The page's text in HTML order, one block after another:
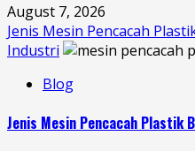
August 7, 2026
Jenis Mesin Pencacah
Industri
Blog
Jenis Mesin Pencacah Plastik